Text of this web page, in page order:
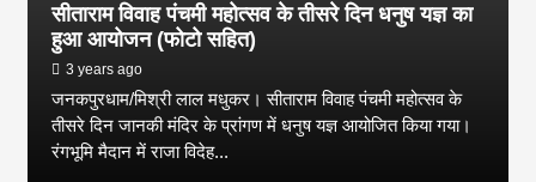
सीताराम विवाह पंचमी महोत्सव के तीसरे दिन धनुष यज्ञ का
हुआ आयोजन (फोटो सहित)
3 years ago
जनकपुरधाम/मिश्री लाल मधुकर। सीताराम विवाह पंचमी महोत्सव के
तीसरे दिन जानकी मंदिर के प्रांगण में धनुष यज्ञ आयोजित किया गया।
रंगभूमि मैदान में राजा विदेह...